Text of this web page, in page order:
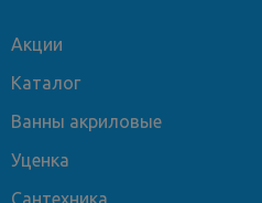
Акции
Каталог
Ванны акриловые
Уценка
Сантехника